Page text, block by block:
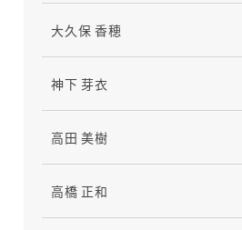
大久保 香穂
神下 芽衣
高田 美樹
高橋 正和